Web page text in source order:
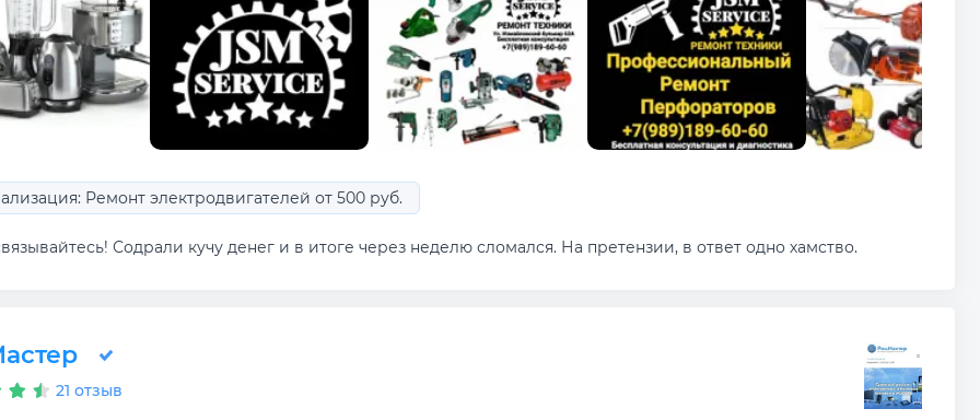
Ремонт электродвигателей от 500 руб.
Содрали кучу денег и в итоге через неделю сломался. На претензии, в ответ одно хамство.
21 отзыв